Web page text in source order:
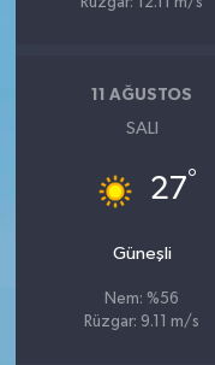
11 AĞUSTOS
SALI
27°
Güneşli
Nem: %56
Rüzgar: 9.11 m/s